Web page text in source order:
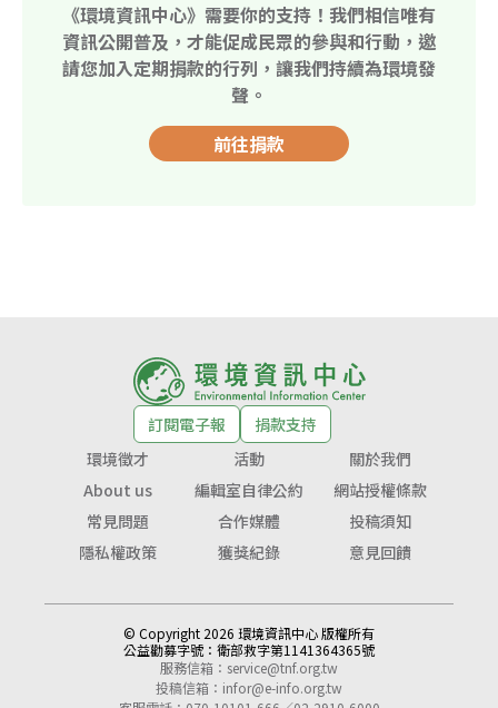
《環境資訊中心》需要你的支持！我們相信唯有
資訊公開普及，才能促成民眾的參與和行動，邀
請您加入定期捐款的行列，讓我們持續為環境發
聲。
前往捐款
訂閱電子報
捐款支持
環境徵才
活動
關於我們
About us
編輯室自律公約
網站授權條款
常見問題
合作媒體
投稿須知
隱私權政策
獲獎紀錄 意見回饋
© Copyright 2026 環境資訊中心 版權所有
公益勸募字號： 衛部救字第1141364365號
服務信箱： service@tnf.org.tw
投稿信箱： infor@e-info.org.tw